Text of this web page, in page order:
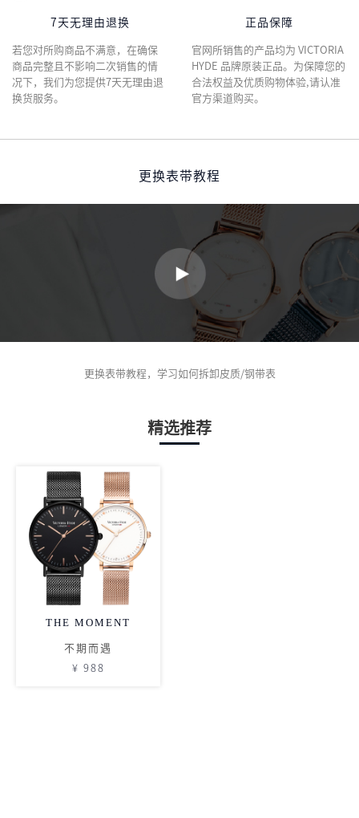
7天无理由退换
若您对所购商品不满意，在确保
商品完整且不影响二次销售的情
况下，我们为您提供7天无理由退
换货服务。
正品保障
官网所销售的产品均为 VICTORIA
HYDE 品牌原装正品。为保障您的
合法权益及优质购物体验,请认准
官方渠道购买。
更换表带教程
更换表带教程，学习如何拆卸皮质/钢带表
精选推荐
THE MOMENT
不期而遇
¥ 988